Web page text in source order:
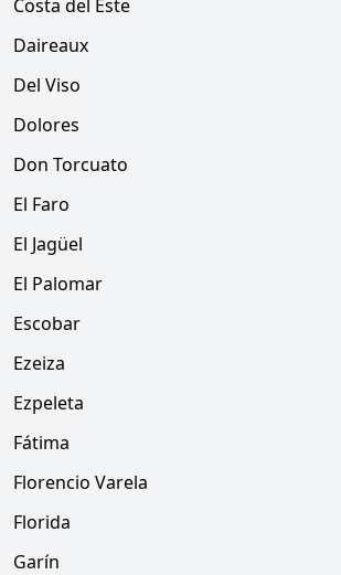
Costa del Este
Daireaux
Del Viso
Dolores
Don Torcuato
El Faro
El Jagüel
El Palomar
Escobar
Ezeiza
Ezpeleta
Fátima
Florencio Varela
Florida
Garín